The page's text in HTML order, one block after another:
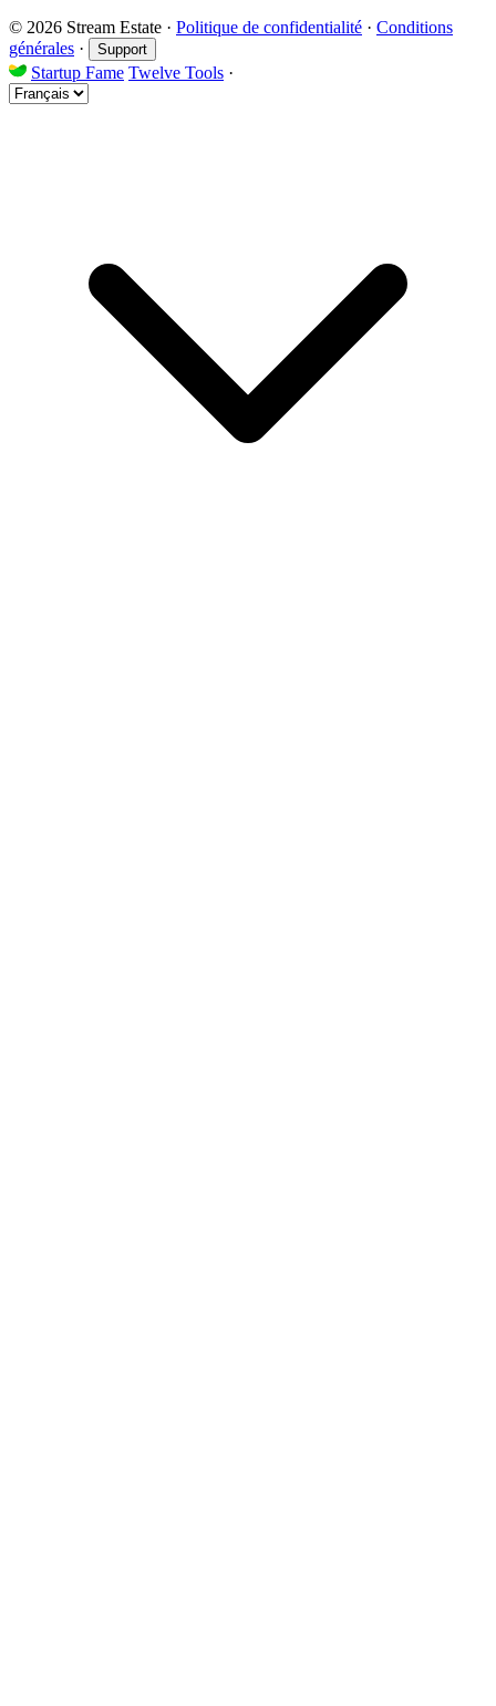
© 2026 Stream Estate · Politique de confidentialité · Conditions
générales · Support
Startup Fame Twelve Tools ·